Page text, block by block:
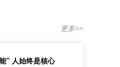
更多>>
” 人始终是核心